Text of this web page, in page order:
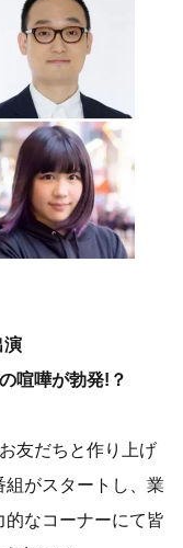
演
喧嘩が勃発!？
友だちと作り上げ
がスタートし、業
なコーナーにて皆